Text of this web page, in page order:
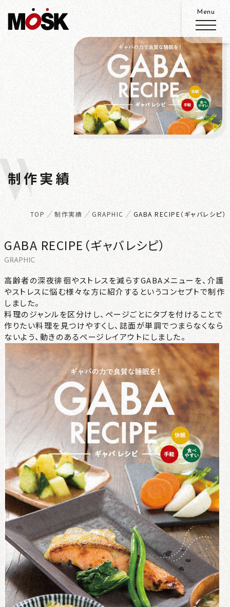
制作実績
ORKS
TOP 制作実績 GRAPHIC GABA RECIPE（ギャバレシピ）
GABA RECIPE（ギャバレシピ）
GRAPHIC
高齢者の深夜徘徊やストレスを減らすGABAメニューを、介護
やストレスに悩む様々な方に紹介するというコンセプトで制作
しました。
料理のジャンルを区分けし、ページごとにタブを付けることで
作りたい料理を見つけやすくし、誌面が単調でつまらなくなら
ないよう、動きのあるページレイアウトにしました。
SERVICE
ADVANTAGE
RECRUIT
CONTACT
NEWS
PRIVACY